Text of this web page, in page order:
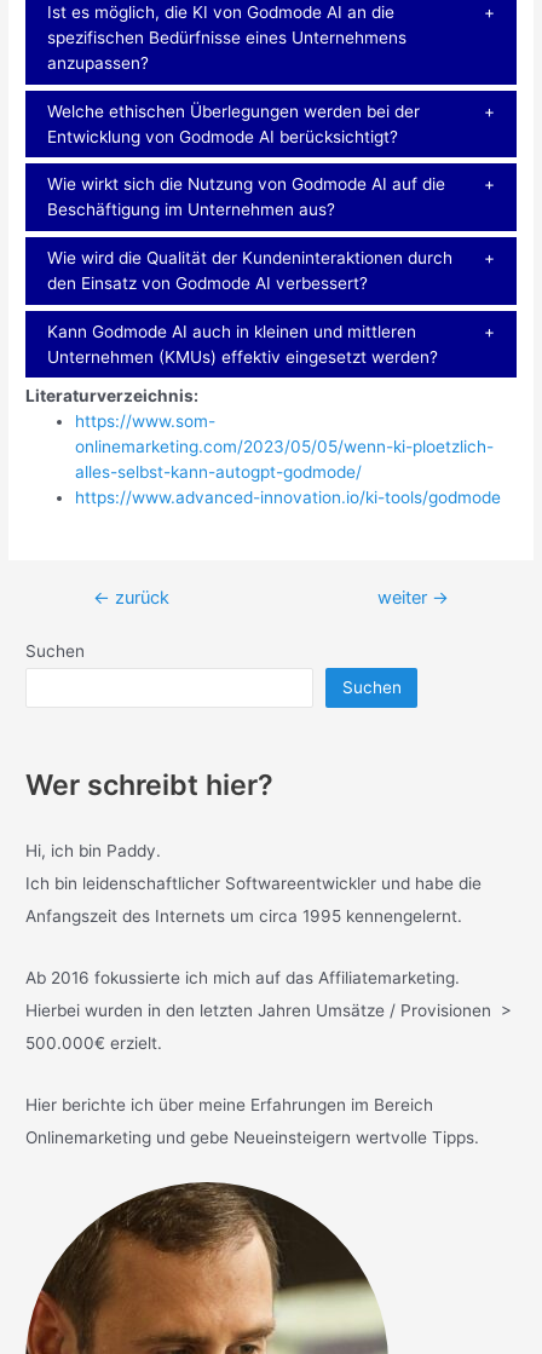
Ist es möglich, die KI von Godmode AI an die
spezifischen Bedürfnisse eines Unternehmens
anzupassen?
Welche ethischen Überlegungen werden bei der
Entwicklung von Godmode AI berücksichtigt?
Wie wirkt sich die Nutzung von Godmode AI auf die
Beschäftigung im Unternehmen aus?
Wie wird die Qualität der Kundeninteraktionen durch
den Einsatz von Godmode AI verbessert?
Kann Godmode AI auch in kleinen und mittleren
Unternehmen (KMUs) effektiv eingesetzt werden?
Literaturverzeichnis:
https://www.som-
onlinemarketing.com/2023/05/05/wenn-ki-ploetzlich-
alles-selbst-kann-autogpt-godmode/
https://www.advanced-innovation.io/ki-tools/godmode
Beitragsnavigation
← zurück weiter →
Suchen
Suchen
Wer schreibt hier?
Hi, ich bin Paddy.
Ich bin leidenschaftlicher Softwareentwickler und habe die
Anfangszeit des Internets um circa 1995 kennengelernt.
Ab 2016 fokussierte ich mich auf das Affiliatemarketing.
Hierbei wurden in den letzten Jahren Umsätze / Provisionen >
500.000€ erzielt.
Hier berichte ich über meine Erfahrungen im Bereich
Onlinemarketing und gebe Neueinsteigern wertvolle Tipps.